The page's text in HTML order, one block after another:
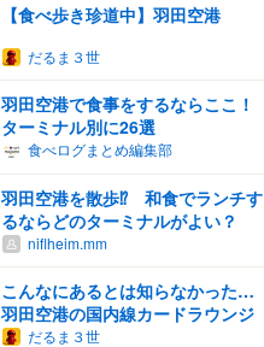
【食べ歩き珍道中】羽田空港
だるま３世
羽田空港で食事をするならここ！
ターミナル別に26選
食べログまとめ編集部
羽田空港を散歩⁉ 和食でランチす
るならどのターミナルがよい？
niflheim.mm
こんなにあるとは知らなかった…
羽田空港の国内線カードラウンジ
だるま３世